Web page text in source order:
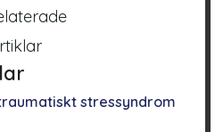
stressyndrom